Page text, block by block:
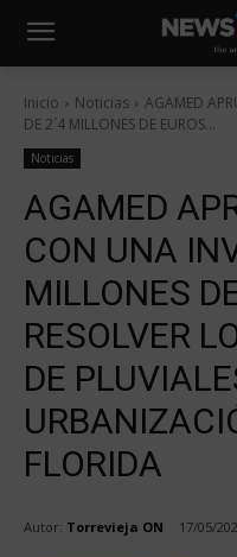
Inicio Noticias
AGAMED
DE 2´4 MILLONES DE EUROS...
Noticias
AGAMED
CON UNA
MILLONES
RESOLVER
DE
FLORIDA
Autor: Torrevieja ON 17/05/